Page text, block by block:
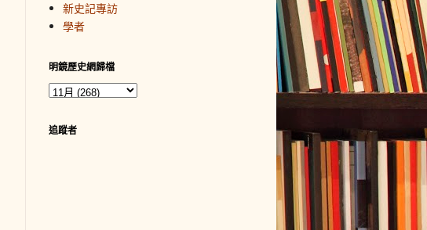
新史記專訪
學者
明鏡歷史網歸檔
追蹤者